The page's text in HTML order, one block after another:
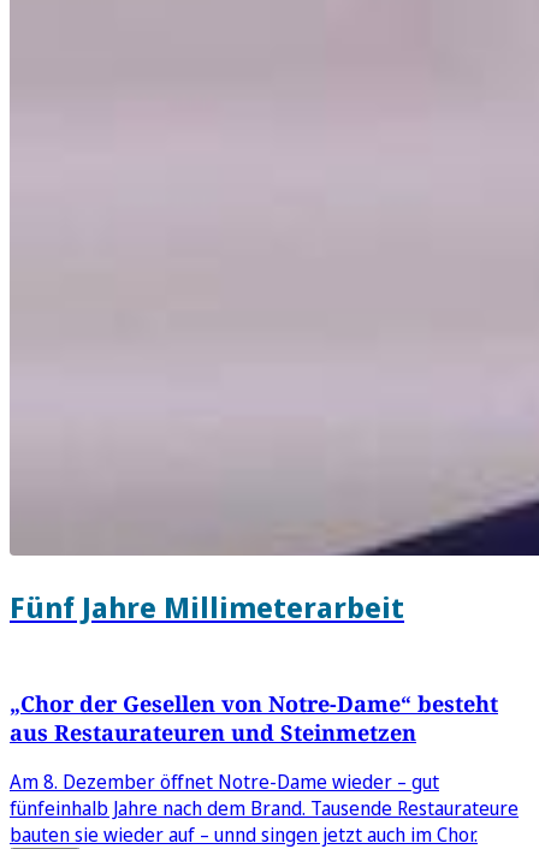
Fünf Jahre Millimeterarbeit
„Chor der Gesellen von Notre-Dame“ besteht
aus Restaurateuren und Steinmetzen
Am 8. Dezember öffnet Notre-Dame wieder – gut
fünfeinhalb Jahre nach dem Brand. Tausende Restaurateure
bauten sie wieder auf – unnd singen jetzt auch im Chor.